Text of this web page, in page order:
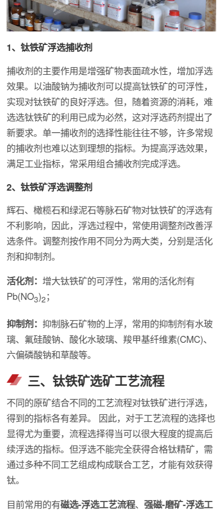
1、钛铁矿浮选捕收剂
捕收剂的主要作用是增强矿物表面疏水性，增加浮选
效果。以油酸钠为捕收剂可以提高钛铁矿的可浮性，
实现对钛铁矿的良好浮选。但，随着资源的消耗，难
选选钛铁矿的利用已成为必然，这对浮选药剂提出了
新要求。单一捕收剂的选择性能往往不够，许多常规
的捕收剂也难以达到理想的指标。为提高浮选效果，
满足工业指标，常采用组合捕收剂完成浮选。
2、钛铁矿浮选调整剂
辉石、橄榄石和绿泥石等脉石矿物对钛铁矿的浮选有
不利影响，因此，浮选过程中，常使用调整剂改善浮
选条件。调整剂按作用不同分为两大类，分别是活化
剂和抑制剂。
活化剂： 增大钛铁矿的可浮性，常用的活化剂有
Pb(NO3)2；
抑制剂： 抑制脉石矿物的上浮，常用的抑制剂有水玻
璃、氟硅酸钠、酸化水玻璃、羧甲基纤维素(CMC)、
六偏磷酸钠和草酸等。
三、钛铁矿选矿工艺流程
不同的原矿结合不同的工艺流程对钛铁矿进行浮选，
得到的指标各有差异。 因此，对于工艺流程的选择也
显得尤为重要，流程选择得当可以很大程度的提高后
续浮选的指标。但浮选不能完全获得合格钛精矿，需
通过多种不同工艺组成构成联合工艺，才能有效获得
钛。
目前常用的有磁选-浮选工艺流程、 强磁-磨矿-浮选工